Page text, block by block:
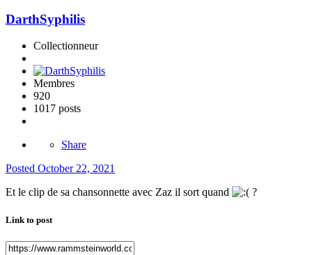
DarthSyphilis
Collectionneur
Membres
920
1017 posts
Share
Posted October 22, 2021
Et le clip de sa chansonnette avec Zaz il sort quand
?
Link to post